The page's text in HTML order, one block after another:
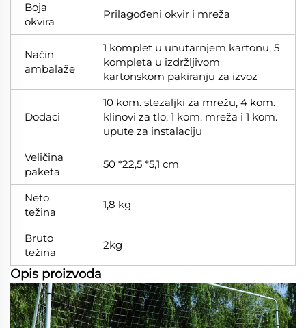
Boja
okvira
Prilagođeni okvir i mreža
Način
ambalaže
1 komplet u unutarnjem kartonu, 5
kompleta u izdržljivom
kartonskom pakiranju za izvoz
Dodaci
10 kom. stezaljki za mrežu, 4 kom.
klinovi za tlo, 1 kom. mreža i 1 kom.
upute za instalaciju
Veličina
paketa
50 *22,5 *5,1 cm
Neto
težina
1,8 kg
Bruto
težina
2kg
Opis proizvoda